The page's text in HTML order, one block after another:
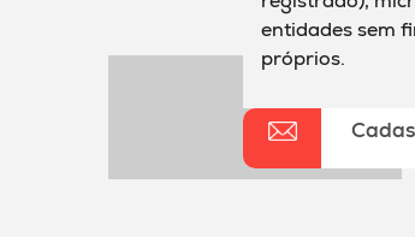
entidades sem
próprios.